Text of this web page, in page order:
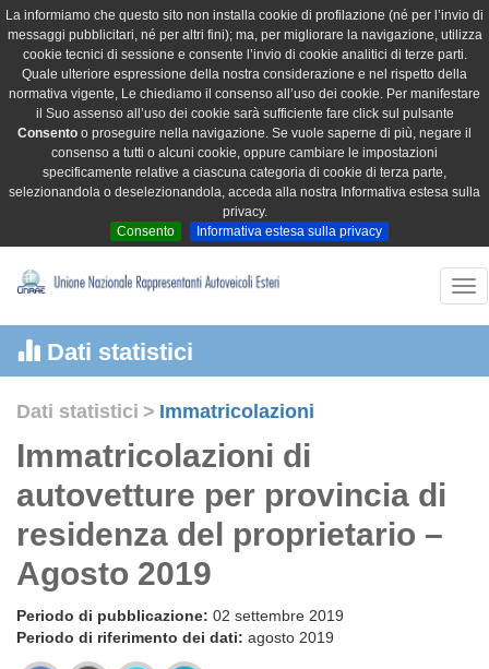
La informiamo che questo sito non installa cookie di profilazione (né per l’invio di
messaggi pubblicitari, né per altri fini); ma, per migliorare la navigazione, utilizza
cookie tecnici di sessione e consente l’invio di cookie analitici di terze parti.
Quale ulteriore espressione della nostra considerazione e nel rispetto della
normativa vigente, Le chiediamo il consenso all’uso dei cookie. Per manifestare
il Suo assenso all’uso dei cookie sarà sufficiente fare click sul pulsante
Consento o proseguire nella navigazione. Se vuole saperne di più, negare il
consenso a tutti o alcuni cookie, oppure cambiare le impostazioni
specificamente relative a ciascuna categoria di cookie di terza parte,
selezionandola o deselezionandola, acceda alla nostra Informativa estesa sulla
privacy.
Consento
Informativa estesa sulla privacy
Dati statistici
Dati statistici > Immatricolazioni
Immatricolazioni di
autovetture per provincia di
residenza del proprietario –
Agosto 2019
Periodo di pubblicazione: 02 settembre 2019
Periodo di riferimento dei dati: agosto 2019